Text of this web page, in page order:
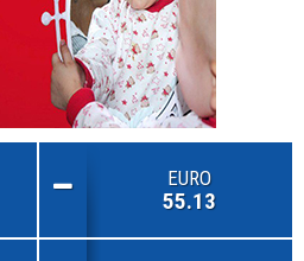
EURO
55.13